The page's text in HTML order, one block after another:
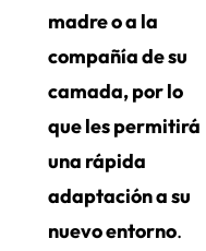
madre o a la
compañía de su
camada, por lo
que les permitirá
una rápida
adaptación a su
nuevo entorno.